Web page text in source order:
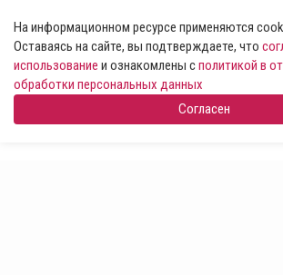
На информационном ресурсе применяются
Оставаясь на сайте, вы подтверждаете, что
использование и ознакомлены сполитикой в
обработки персональных данных
Согласен